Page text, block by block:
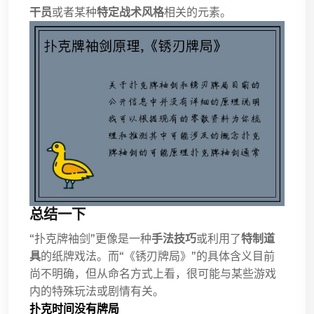
干员或者某种特定战术风格相关的元素。
总结一下
“扑克牌袖剑”更像是一种手法技巧或利用了特制道
具的纸牌戏法。而“《锈刃牌局》”的具体含义目前
尚不明确，但从命名方式上看，很可能与某些游戏
内的特殊玩法或剧情有关。
扑克时间没有牌局